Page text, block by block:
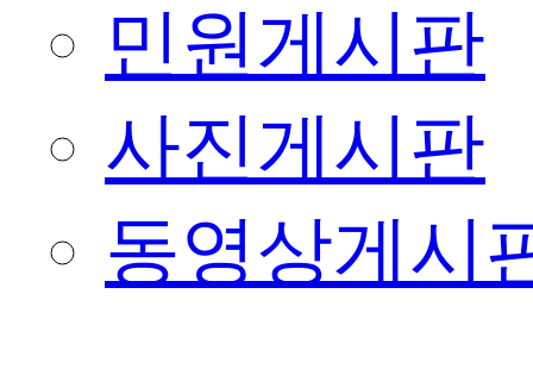
민원게시판
사진게시판
동영상게시